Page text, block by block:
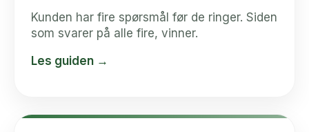
Kunden har fire spørsmål før de ringer. Siden
som svarer på alle fire, vinner.
Les guiden →